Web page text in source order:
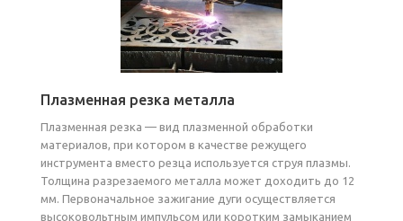
Плазменная резка металла
Плазменная резка — вид плазменной обработки
материалов, при котором в качестве режущего
инструмента вместо резца используется струя плазмы.
Толщина разрезаемого металла может доходить до 12
мм. Первоначальное зажигание дуги осуществляется
высоковольтным импульсом или коротким замыканием